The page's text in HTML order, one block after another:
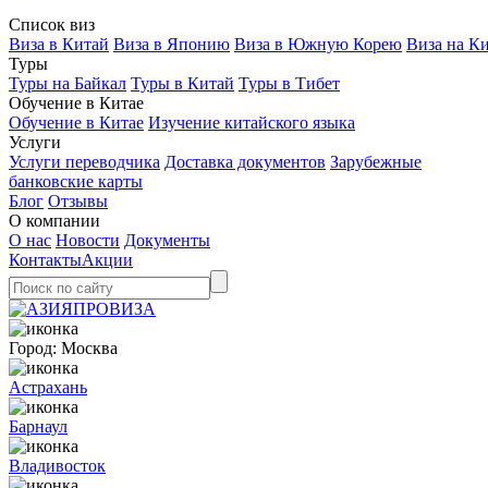
Список виз
Виза в Китай Виза в Японию Виза в Южную Корею Виза на
Туры
Туры на Байкал Туры в Китай Туры в Тибет
Обучение в Китае
Обучение в Китае Изучение китайского языка
Услуги
Услуги переводчика Доставка документов Зарубежные
банковские карты
Блог Отзывы
О компании
О нас Новости Документы
КонтактыАкции
Город: Москва
Астрахань
Барнаул
Владивосток